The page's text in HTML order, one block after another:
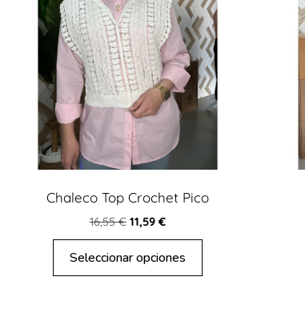
Chaleco Top Crochet Pico
16,55€ 11,59 €
Seleccionar opciones